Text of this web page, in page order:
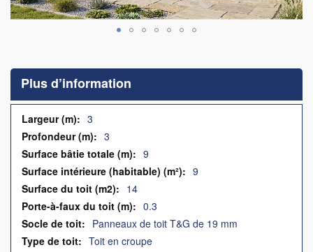
the
beginning
of
the
images
gallery
Plus d’information
Plus
d’information
3
3
9
9
14
0.3
Panneaux de toit T&G de 19 mm
Toit en croupe